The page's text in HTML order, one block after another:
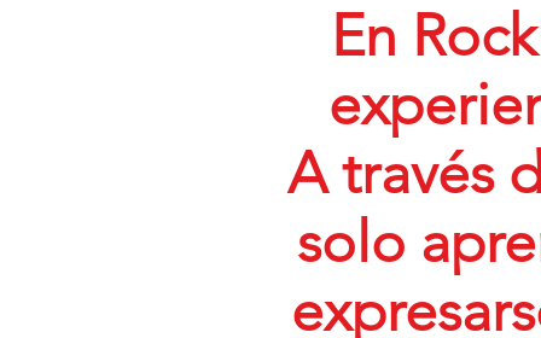
En
A través
solo